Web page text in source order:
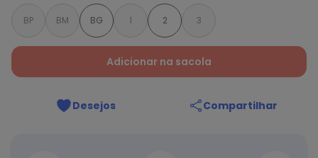
BP BM BG 1 2 3
Adicionar na sacola
Desejos Compartilhar